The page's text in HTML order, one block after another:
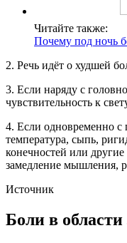
Читайте также:
Почему под ночь
2. Речь идёт о худшей
3. Если наряду с
чувствительность к
4. Если одновременно с
температура, сыпь,
конечностей или
замедление мышления,
Источник
Боли в